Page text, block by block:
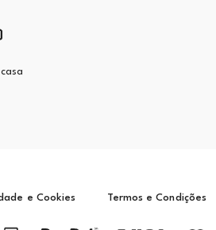
e Cookies Termos e Condições